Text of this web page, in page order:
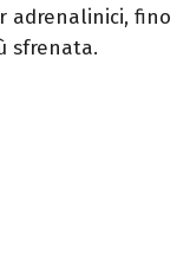
adrenalinici, fino
sfrenata.